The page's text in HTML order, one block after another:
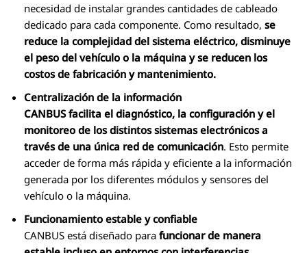
necesidad de instalar grandes cantidades de cableado
dedicado para cada componente. Como resultado, se
reduce la complejidad del sistema eléctrico, disminuye
el peso del vehículo o la máquina y se reducen los
costos de fabricación y mantenimiento.
Centralización de la información
CANBUS facilita el diagnóstico, la configuración y el
monitoreo de los distintos sistemas electrónicos a
través de una única red de comunicación. Esto permite
acceder de forma más rápida y eficiente a la información
generada por los diferentes módulos y sensores del
vehículo o la máquina.
Funcionamiento estable y confiable
CANBUS está diseñado para funcionar de manera